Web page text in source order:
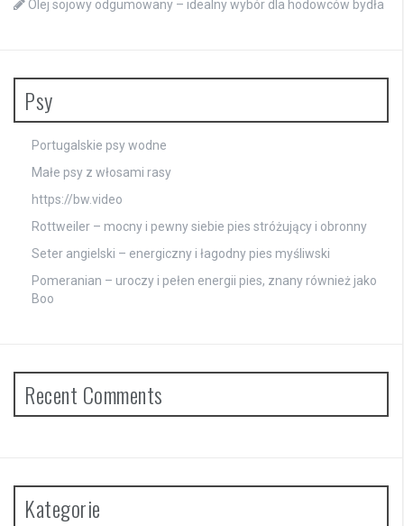
Olej sojowy odgumowany – idealny wybór dla hodowców bydła
Psy
Portugalskie psy wodne
Małe psy z włosami rasy
https://bw.video
Rottweiler – mocny i pewny siebie pies stróżujący i obronny
Seter angielski – energiczny i łagodny pies myśliwski
Pomeranian – uroczy i pełen energii pies, znany również jako
Boo
Recent Comments
Kategorie